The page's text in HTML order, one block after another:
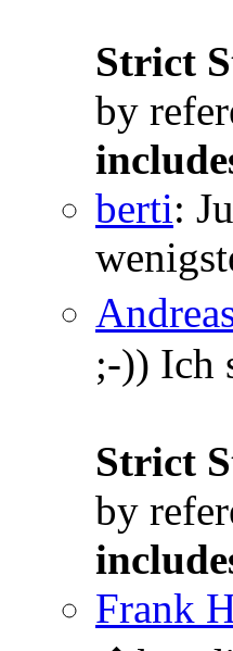
Strict
by
berti:
;-)) Ich
Strict
by
Frank